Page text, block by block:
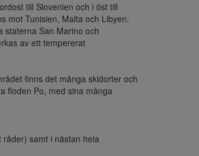
till Slovenien och i öst till
mot Tunisien, Malta och Libyen.
staterna San Marino och
av ett tempererat
finns det många skidorter och
floden Po, med sina många
samt i nästan hela